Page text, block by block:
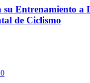
Entrenamiento a
de Ciclismo